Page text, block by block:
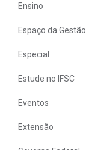
Ensino
Espaço da Gestão
Especial
Estude no IFSC
Eventos
Extensão